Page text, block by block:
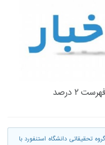
دانشیار گروه زمین‌شناسی در فهرست ۲ درصد
تحقیقاتی دانشگاه استنفورد با